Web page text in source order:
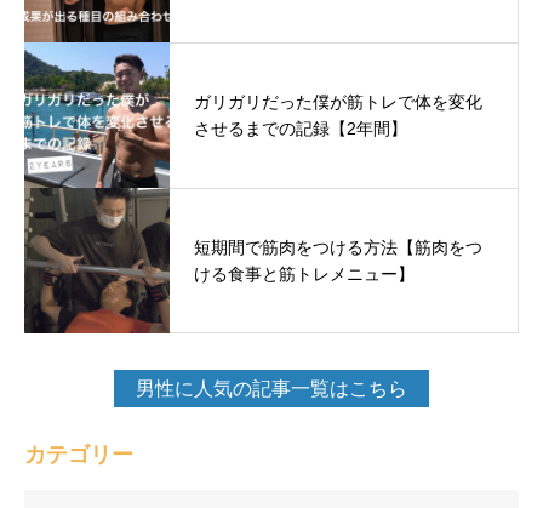
ガリガリだった僕が筋トレで体を変化
させるまでの記録【2年間】
短期間で筋肉をつける方法【筋肉をつ
ける食事と筋トレメニュー】
男性に人気の記事一覧はこちら
カテゴリー